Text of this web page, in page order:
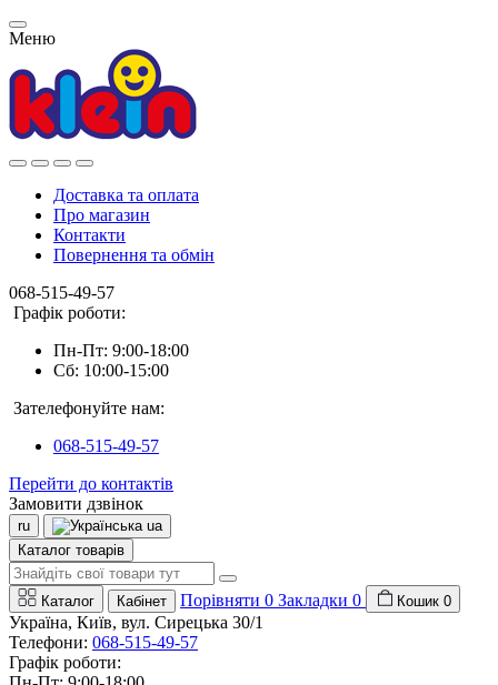
Меню
Доставка та оплата
Про магазин
Контакти
Повернення та обмін
068-515-49-57
Графік роботи:
Пн-Пт: 9:00-18:00
Сб: 10:00-15:00
Зателефонуйте нам:
068-515-49-57
Перейти до контактів
Замовити дзвінок
ru
ua
Каталог товарів
Каталог Кабінет Порівняти 0 Закладки 0 Кошик 0
Україна, Київ, вул. Сирецька 30/1
Телефони: 068-515-49-57
Графік роботи: